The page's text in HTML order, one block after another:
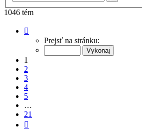
1046 tém
Prejsť na stránku:
1
2
3
4
5
…
21